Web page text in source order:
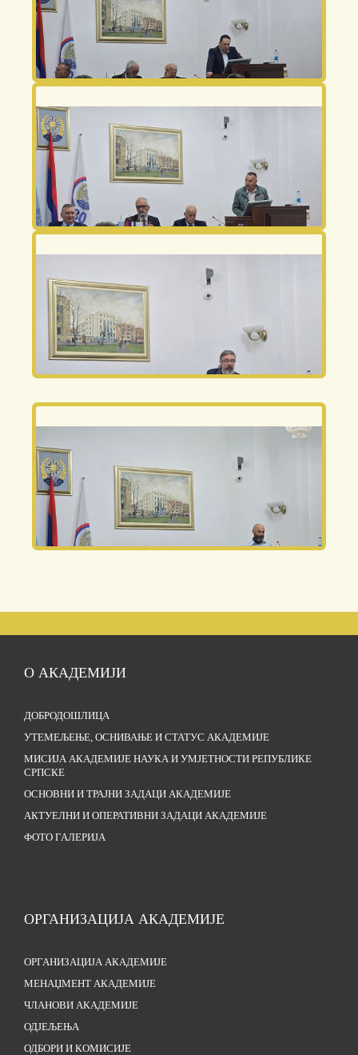
О АКАДЕМИЈИ
ДОБРОДОШЛИЦА
УТЕМЕЉЕЊЕ, ОСНИВАЊЕ И СТАТУС АКАДЕМИЈЕ
МИСИЈА АКАДЕМИЈЕ НАУКА И УМЈЕТНОСТИ РЕПУБЛИКЕ
СРПСКЕ
ОСНОВНИ И ТРАЈНИ ЗАДАЦИ АКАДЕМИЈЕ
АКТУЕЛНИ И ОПЕРАТИВНИ ЗАДАЦИ АКАДЕМИЈЕ
ФОТО ГАЛЕРИЈА
ОРГАНИЗАЦИЈА АКАДЕМИЈЕ
ОРГАНИЗАЦИЈА АКАДЕМИЈЕ
МЕНАЏМЕНТ АКАДЕМИЈЕ
ЧЛАНОВИ АКАДЕМИЈЕ
ОДЈЕЉЕЊА
ОДБОРИ И КОМИСИЈЕ